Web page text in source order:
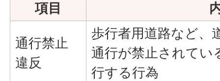
項目
通行禁止
違反
歩行者用道路など、
通行が禁止されてい
行する行為